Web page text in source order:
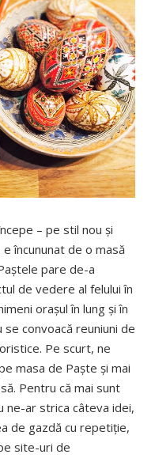
– pe stil nou şi
încununat de o masă
pare de-a
de vedere al felului în
oraşul în lung şi în
convoacă reuniuni de
Pe scurt, ne
masa de Paşte şi mai
Pentru că mai sunt
ne-ar strica câteva idei,
de gazdă cu repetiţie,
site-uri de